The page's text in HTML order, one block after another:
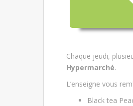
Chaque jeudi,
Hypermarché.
L’enseigne vous
Black tea